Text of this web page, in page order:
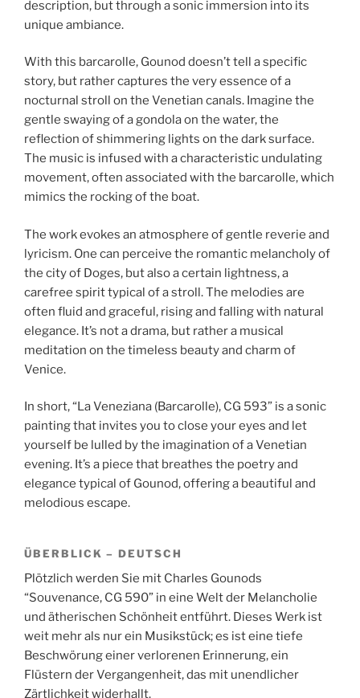
description, but through a sonic immersion into its
unique ambiance.
With this barcarolle, Gounod doesn’t tell a specific
story, but rather captures the very essence of a
nocturnal stroll on the Venetian canals. Imagine the
gentle swaying of a gondola on the water, the
reflection of shimmering lights on the dark surface.
The music is infused with a characteristic undulating
movement, often associated with the barcarolle, which
mimics the rocking of the boat.
The work evokes an atmosphere of gentle reverie and
lyricism. One can perceive the romantic melancholy of
the city of Doges, but also a certain lightness, a
carefree spirit typical of a stroll. The melodies are
often fluid and graceful, rising and falling with natural
elegance. It’s not a drama, but rather a musical
meditation on the timeless beauty and charm of
Venice.
In short, “La Veneziana (Barcarolle), CG 593” is a sonic
painting that invites you to close your eyes and let
yourself be lulled by the imagination of a Venetian
evening. It’s a piece that breathes the poetry and
elegance typical of Gounod, offering a beautiful and
melodious escape.
ÜBERBLICK – DEUTSCH
Plötzlich werden Sie mit Charles Gounods
“Souvenance, CG 590” in eine Welt der Melancholie
und ätherischen Schönheit entführt. Dieses Werk ist
weit mehr als nur ein Musikstück; es ist eine tiefe
Beschwörung einer verlorenen Erinnerung, ein
Flüstern der Vergangenheit, das mit unendlicher
Zärtlichkeit widerhallt.